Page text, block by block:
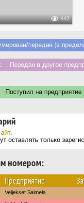
442
передан (в
Передан в другое
Поступил на предприятие
.
оставлять только
номером:
Предприятие
Veljekset Salmela